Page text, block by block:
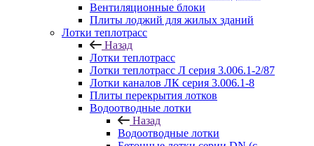
Вентиляционные блоки
Плиты лоджий для жилых зданий
Лотки теплотрасс
Назад
Лотки теплотрасс
Лотки теплотрасс Л серия 3.006.1-2/87
Лотки каналов ЛК серия 3.006.1-8
Плиты перекрытия лотков
Водоотводные лотки
Назад
Водоотводные лотки